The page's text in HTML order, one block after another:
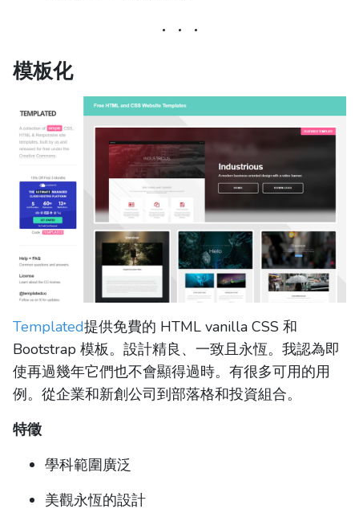
模板化
Templated提供免費的 HTML vanilla CSS 和
Bootstrap 模板。設計精良、一致且永恆。我認為即
使再過幾年它們也不會顯得過時。有很多可用的用
例。從企業和新創公司到部落格和投資組合。
特徵
學科範圍廣泛
美觀永恆的設計